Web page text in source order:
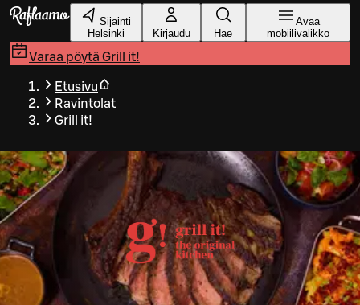
Siirry pääsisältöön
Sijainti
Helsinki
Kirjaudu Hae
Avaa
mobiilivalikko
Varaa pöytä Grill it!
Etusivu
Ravintolat
Grill it!